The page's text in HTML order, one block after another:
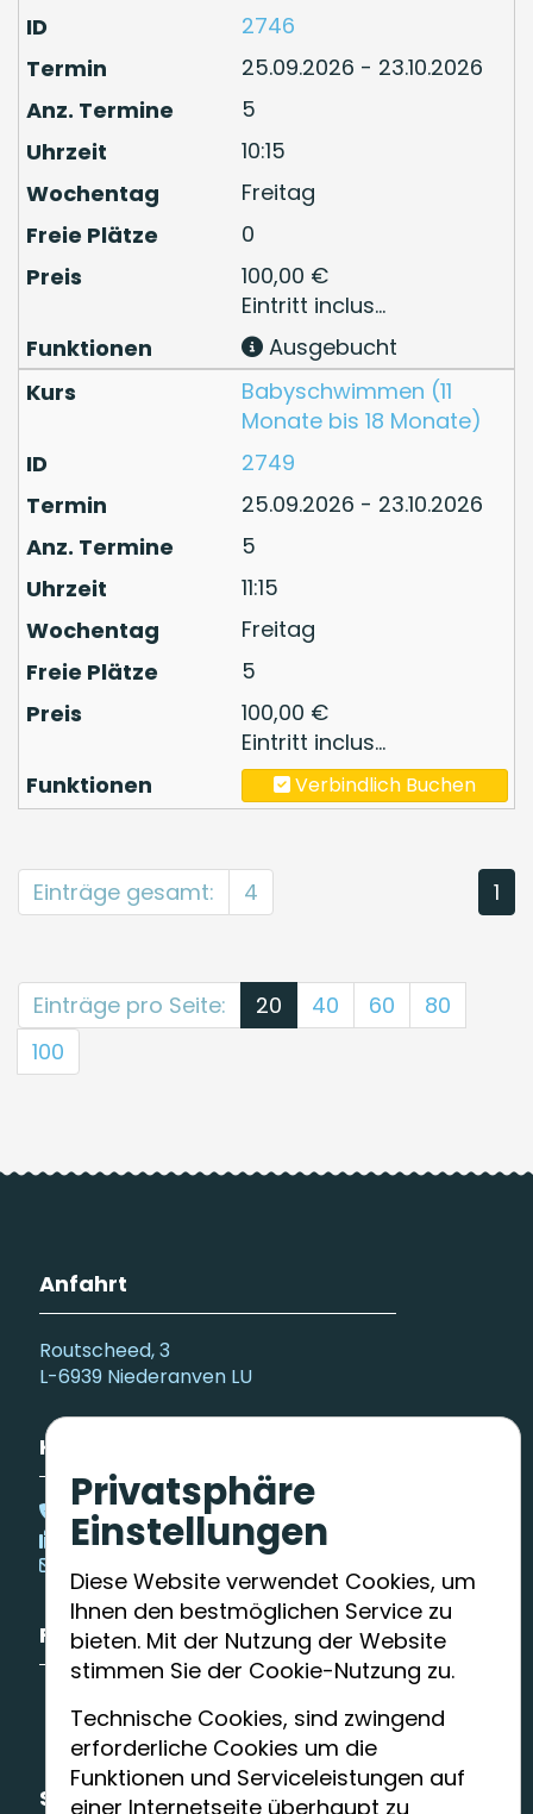
2746
25.09.2026 - 23.10.2026
5
10:15
Freitag
0
100,00 €
Eintritt inclus...
Ausgebucht
Babyschwimmen (11
Monate bis 18 Monate)
2749
25.09.2026 - 23.10.2026
5
11:15
Freitag
5
100,00 €
Eintritt inclus...
Verbindlich Buchen
1
Einträge gesamt: 4
Einträge pro Seite: 20 40 60
80
100
Anfahrt
Routscheed, 3
L-6939 Niederanven LU
Kontaktieren Sie uns
(+352) 34 93 63 - 1
Folgen Sie uns
Youtube
Sitemap
Privatsphäre
Einstellungen
Diese Website verwendet Cookies, um
Ihnen den bestmöglichen Service zu
bieten. Mit der Nutzung der Website
stimmen Sie der Cookie-Nutzung zu.
Technische Cookies, sind zwingend
erforderliche Cookies um die
Funktionen und Serviceleistungen auf
einer Internetseite überhaupt zu